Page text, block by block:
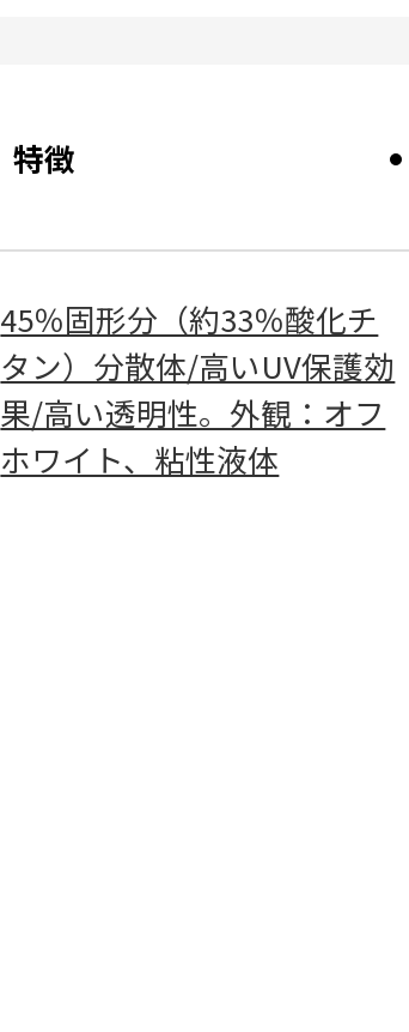
特徴
45％固形分（約33％酸化チ
タン）分散体/高いUV保護効
果/高い透明性。外観：オフ
ホワイト、粘性液体